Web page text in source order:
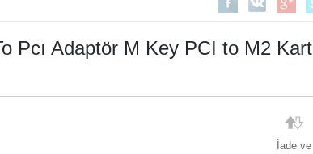
Pcı Adaptör M Key PCI to M2 Kart
İade ve